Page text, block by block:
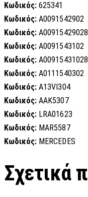
Κωδικός: 625341
Κωδικός: A0091542902
Κωδικός:
Κωδικός: A0091543102
Κωδικός:
Κωδικός: A0111540302
Κωδικός: A13VI304
Κωδικός: AAK5307
Κωδικός: LRA01623
Κωδικός: MAR5587
Κωδικός: MERCEDES
Σχετικά